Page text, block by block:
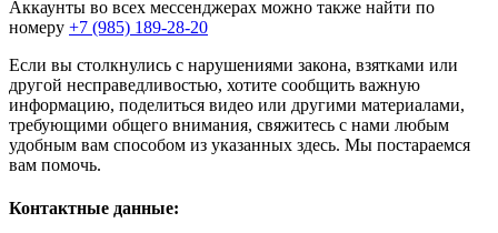
Аккаунты во всех мессенджерах можно также найти по
номеру +7 (985) 189-28-20
Если вы столкнулись с нарушениями закона, взятками или
другой несправедливостью, хотите сообщить важную
информацию, поделиться видео или другими материалами,
требующими общего внимания, свяжитесь с нами любым
удобным вам способом из указанных здесь. Мы постараемся
вам помочь.
Контактные данные: